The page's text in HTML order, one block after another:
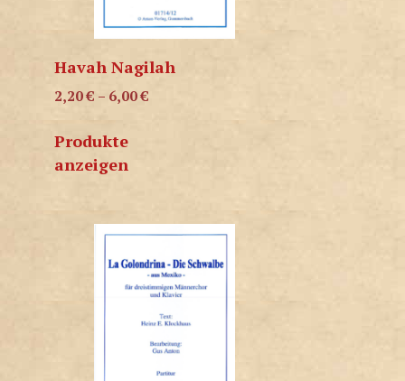
Havah Nagilah
2,20€ – 6,00€
Produkte
anzeigen